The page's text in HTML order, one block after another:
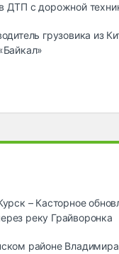
ДТП с дорожной
грузовика из
– Касторное
реку Грайворонка
районе